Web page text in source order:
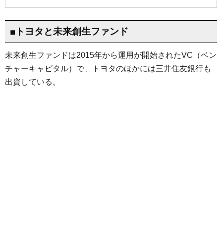
■トヨタと未来創生ファンド
未来創生ファンドは2015年から運用が開始されたVC（ベン
チャーキャピタル）で、トヨタのほかには三井住友銀行も
出資している。